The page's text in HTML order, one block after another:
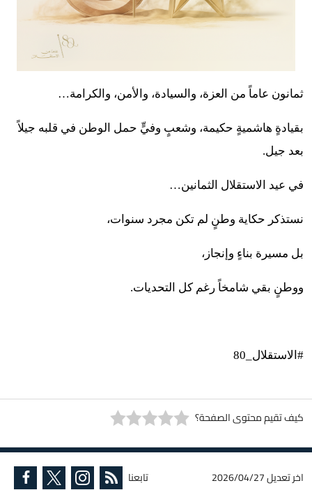
ثمانون عاماً من العزة، والسيادة، والأمن، والكرامة…
بقيادةٍ هاشميةٍ حكيمة، وشعبٍ وفيٍّ حمل الوطن في قلبه جيلاً
بعد جيل.
في عيد الاستقلال الثمانين…
نستذكر حكاية وطنٍ لم تكن مجرد سنوات،
بل مسيرة بناءٍ وإنجاز،
ووطنٍ بقي شامخاً رغم كل التحديات.
#الاستقلال_80
كيف تقيم محتوى الصفحة؟
اخر تعديل2026/04/27 تابعنا